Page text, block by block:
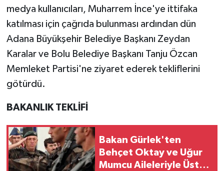
medya kullanıcıları, Muharrem İnce'ye ittifaka
katılması için çağrıda bulunması ardından dün
Adana Büyükşehir Belediye Başkanı Zeydan
Karalar ve Bolu Belediye Başkanı Tanju Özcan
Memleket Partisi'ne ziyaret ederek tekliflerini
götürdü.
BAKANLIK TEKLİFİ
Bakan Gürlek'ten
Behçet Oktay ve Uğur
Mumcu Aileleriyle Üst